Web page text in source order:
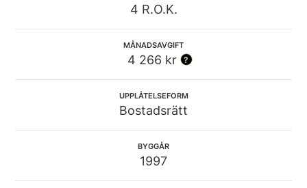
4 R.O.K.
MÅNADSAVGIFT
4 266 kr
UPPLÅTELSEFORM
Bostadsrätt
BYGGÅR
1997